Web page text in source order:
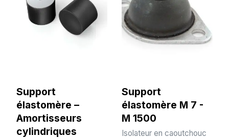
Support
élastomère –
Amortisseurs
cylindriques
Support
élastomère M 7 -
M 1500
Isolateur en caoutchouc